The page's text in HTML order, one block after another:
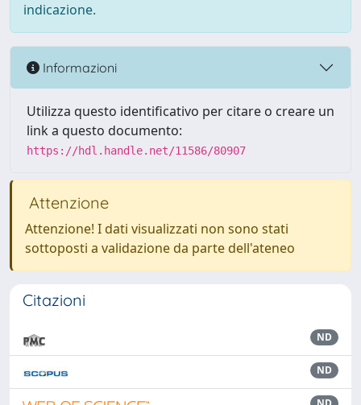
indicazione.
Informazioni
Utilizza questo identificativo per citare o creare un
link a questo documento:
https://hdl.handle.net/11586/80907
Attenzione
Attenzione! I dati visualizzati non sono stati
sottoposti a validazione da parte dell'ateneo
Citazioni
ND
ND